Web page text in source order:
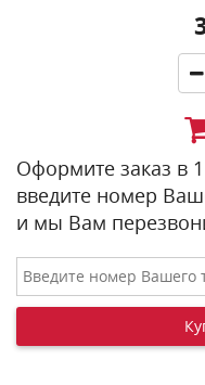
Оформите заказ в
введите номер
и мы Вам